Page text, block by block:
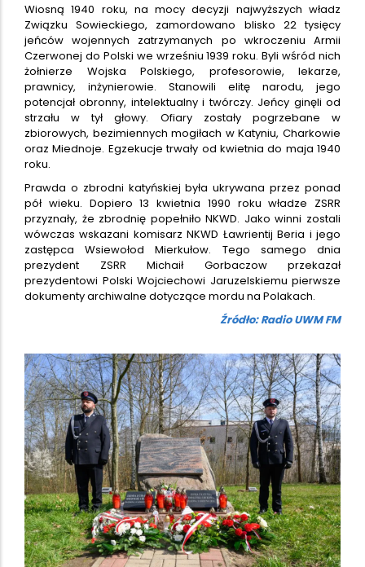
Wiosną 1940 roku, na mocy decyzji najwyższych władz
Związku Sowieckiego, zamordowano blisko 22 tysięcy
jeńców wojennych zatrzymanych po wkroczeniu Armii
Czerwonej do Polski we wrześniu 1939 roku. Byli wśród nich
żołnierze Wojska Polskiego, profesorowie, lekarze,
prawnicy, inżynierowie. Stanowili elitę narodu, jego
potencjał obronny, intelektualny i twórczy. Jeńcy ginęli od
strzału w tył głowy. Ofiary zostały pogrzebane w
zbiorowych, bezimiennych mogiłach w Katyniu, Charkowie
oraz Miednoje. Egzekucje trwały od kwietnia do maja 1940
roku.
Prawda o zbrodni katyńskiej była ukrywana przez ponad
pół wieku. Dopiero 13 kwietnia 1990 roku władze ZSRR
przyznały, że zbrodnię popełniło NKWD. Jako winni zostali
wówczas wskazani komisarz NKWD Ławrientij Beria i jego
zastępca Wsiewołod Mierkułow. Tego samego dnia
prezydent ZSRR Michaił Gorbaczow przekazał
prezydentowi Polski Wojciechowi Jaruzelskiemu pierwsze
dokumenty archiwalne dotyczące mordu na Polakach.
Źródło: Radio UWM FM